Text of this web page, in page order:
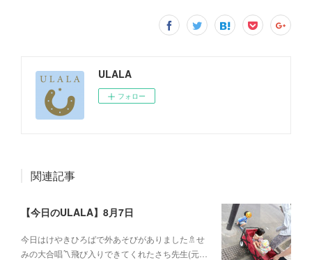
ULALA
フォロー
関連記事
【今日のULALA】8月7日
今日はけやきひろばで外あそびがありました🚿せ
みの大合唱〽飛び入りできてくれたさち先生(元…